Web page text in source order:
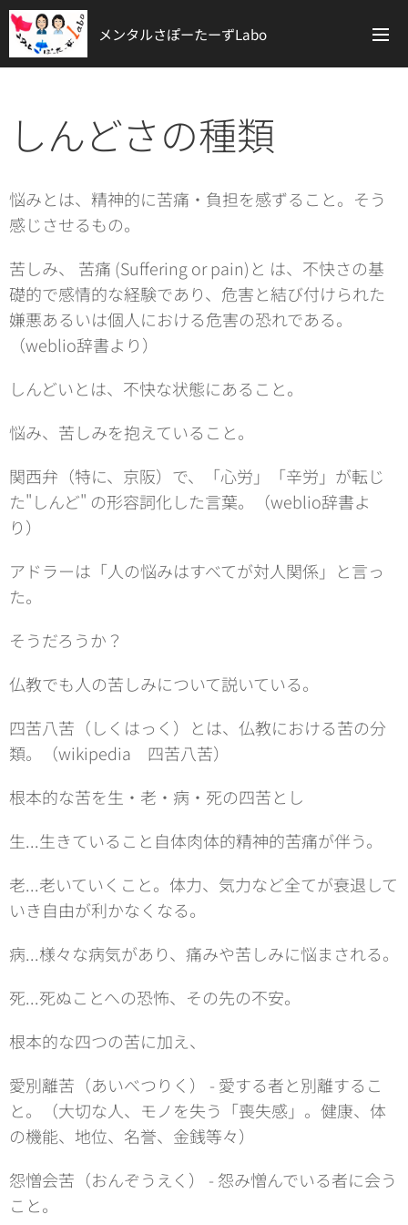
メンタルさぽーたーずLabo
しんどさの種類
悩みとは、精神的に苦痛・負担を感ずること。そう
感じさせるもの。
苦しみ、 苦痛 (Suffering or pain)と は、不快さの基
礎的で感情的な経験であり、危害と結び付けられた
嫌悪あるいは個人における危害の恐れである。
（weblio辞書より）
しんどいとは、不快な状態にあること。
悩み、苦しみを抱えていること。
関西弁（特に、京阪）で、「心労」「辛労」が転じ
た"しんど" の形容詞化した言葉。（weblio辞書よ
り）
アドラーは「人の悩みはすべてが対人関係」と言っ
た。
そうだろうか？
仏教でも人の苦しみについて説いている。
四苦八苦（しくはっく）とは、仏教における苦の分
類。（wikipedia 四苦八苦）
根本的な苦を生・老・病・死の四苦とし
生...生きていること自体肉体的精神的苦痛が伴う。
老...老いていくこと。体力、気力など全てが衰退して
いき自由が利かなくなる。
病...様々な病気があり、痛みや苦しみに悩まされる。
死...死ぬことへの恐怖、その先の不安。
根本的な四つの苦に加え、
愛別離苦（あいべつりく） - 愛する者と別離するこ
と。（大切な人、モノを失う「喪失感」。健康、体
の機能、地位、名誉、金銭等々）
怨憎会苦（おんぞうえく） - 怨み憎んでいる者に会う
こと。